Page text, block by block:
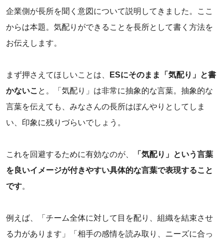
企業側が長所を聞く意図について説明してきました。ここ
からは本題。気配りができることを長所として書く方法を
お伝えします。
まず押さえてほしいことは、
ESにそのまま「気配り」と書
かないこ と。「気配り」は非常に抽象的な言葉。抽象的な
言葉を伝えても、みなさんの長所はぼんやりとしてしま
い、印象に残りづらいでしょう。
これを回避するために有効なのが、
「気配り」という言葉
を良いイメージが付きやすい具体的な言葉で表現すること
です。
‌例えば、「チーム全体に対して目を配り、組織を結束させ
る力があります」「相手の感情を読み取り、ニーズに合っ